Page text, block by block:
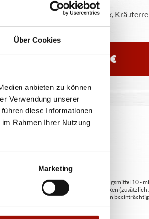
Über Cookies
anbieten zu können
Verwendung unserer
diese Informationen
Rahmen Ihrer Nutzung
Marketing
Weizentortilla, bunter Salatmix,
7,90 €
geringfügig variieren.
(bei Fleischerzeugnissen) 9 - mit Süßungsmittel 10 -
bei übermäßigem Verzehr abführend wirken (zusätzlich
Aktivität und Aufmerksamkeit bei Kindern